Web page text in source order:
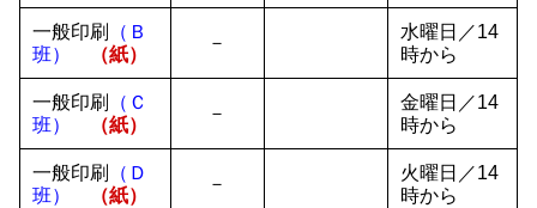
一般印刷
（Ｂ
班）
（紙）
－
水曜日／14
時から
一般印刷
（Ｃ
班）
（紙）
－
金曜日／14
時から
一般印刷
（Ｄ
班）
（紙）
－
火曜日／14
時から